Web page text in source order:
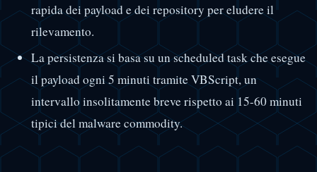
rapida dei payload e dei repository per eludere il
rilevamento.
La persistenza si basa su un scheduled task che esegue
il payload ogni 5 minuti tramite VBScript, un
intervallo insolitamente breve rispetto ai 15-60 minuti
tipici del malware commodity.